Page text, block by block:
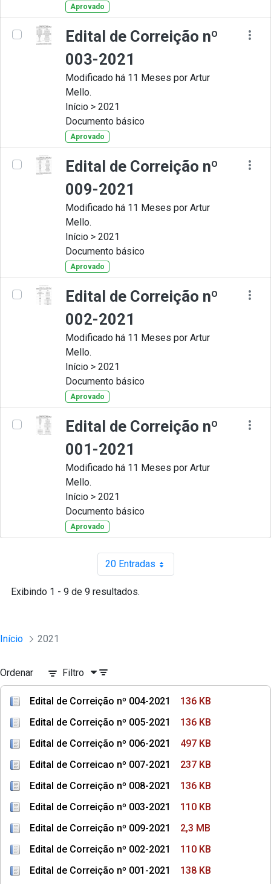
Aprovado
Edital de Correição nº
003-2021
Modificado há 11 Meses por Artur
Mello.
Início > 2021
Documento básico
Aprovado
Edital de Correição nº
009-2021
Modificado há 11 Meses por Artur
Mello.
Início > 2021
Documento básico
Aprovado
Edital de Correição nº
002-2021
Modificado há 11 Meses por Artur
Mello.
Início > 2021
Documento básico
Aprovado
Edital de Correição nº
001-2021
Modificado há 11 Meses por Artur
Mello.
Início > 2021
Documento básico
Aprovado
20 EntradasPor página
Exibindo 1 - 9 de 9 resultados.
Início 2021
Ordenar Filtro
Edital de Correição nº 004-2021
136 KB
Edital de Correição nº 005-2021
136 KB
Edital de Correição nº 006-2021
497 KB
Edital de Correicao nº 007-2021
237 KB
Edital de Correição nº 008-2021
136 KB
Edital de Correição nº 003-2021
110 KB
Edital de Correição nº 009-2021
2,3 MB
Edital de Correição nº 002-2021
110 KB
Edital de Correição nº 001-2021
138 KB